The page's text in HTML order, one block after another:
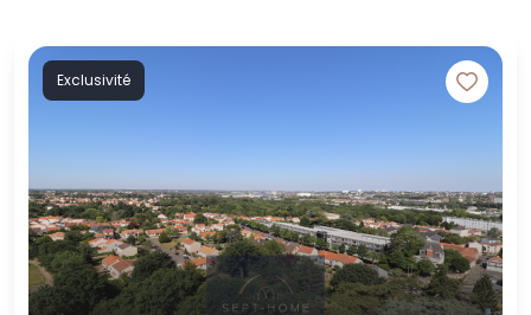
Exclusivité